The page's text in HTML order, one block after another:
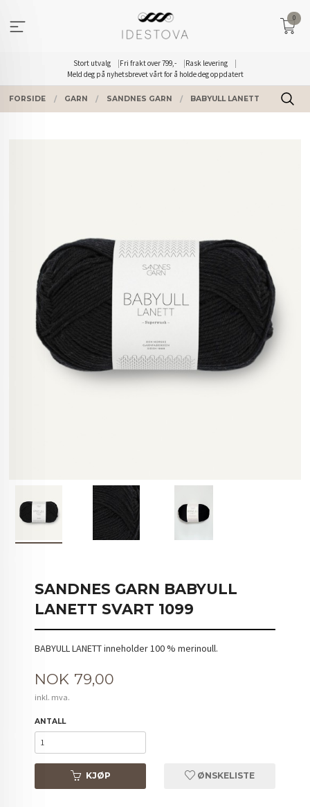
innholdet
Stort utvalg Fri frakt over 799,-
Rask levering
Meld deg på nyhetsbrevet vårt for å holde deg oppdatert
0
FORSIDE GARN SANDNES GARN BABYULL LANETT
SANDNES GARN BABYULL
LANETT SVART 1099
BABYULL LANETT inneholder 100 % merinoull.
Pris
NOK 79,00
inkl. mva.
ANTALL
KJØP ØNSKELISTE